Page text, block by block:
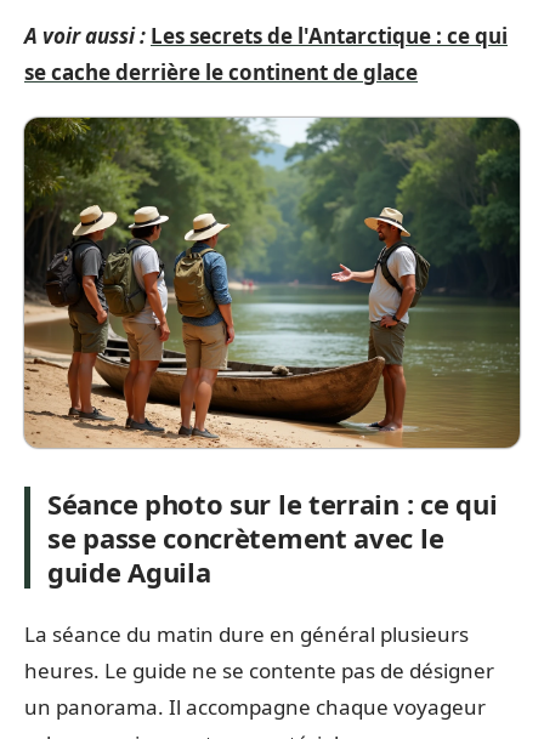
A voir aussi : Les secrets de l'Antarctique : ce qui
se cache derrière le continent de glace
Séance photo sur le terrain : ce qui
se passe concrètement avec le
guide Aguila
La séance du matin dure en général plusieurs
heures. Le guide ne se contente pas de désigner
un panorama. Il accompagne chaque voyageur